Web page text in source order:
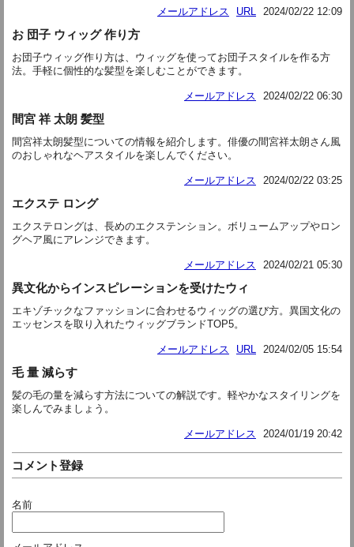
メールアドレス URL 2024/02/22 12:09
お 団子 ウィッグ 作り方
お団子ウィッグ作り方は、ウィッグを使ってお団子スタイルを作る方
法。手軽に個性的な髪型を楽しむことができます。
メールアドレス 2024/02/22 06:30
間宮 祥 太朗 髪型
間宮祥太朗髪型についての情報を紹介します。俳優の間宮祥太朗さん風
のおしゃれなヘアスタイルを楽しんでください。
メールアドレス 2024/02/22 03:25
エクステ ロング
エクステロングは、長めのエクステンション。ボリュームアップやロン
グヘア風にアレンジできます。
メールアドレス 2024/02/21 05:30
異文化からインスピレーションを受けたウィ
エキゾチックなファッションに合わせるウィッグの選び方。異国文化の
エッセンスを取り入れたウィッグブランドTOP5。
メールアドレス URL 2024/02/05 15:54
毛 量 減らす
髪の毛の量を減らす方法についての解説です。軽やかなスタイリングを
楽しんでみましょう。
メールアドレス 2024/01/19 20:42
コメント登録
名前